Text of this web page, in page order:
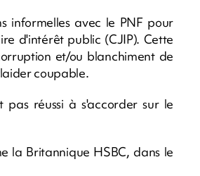
informelles avec le PNF pour
d'intérêt public (CJIP). Cette
et/ou blanchiment de
coupable.
pas réussi à s'accorder sur le
la Britannique HSBC, dans le